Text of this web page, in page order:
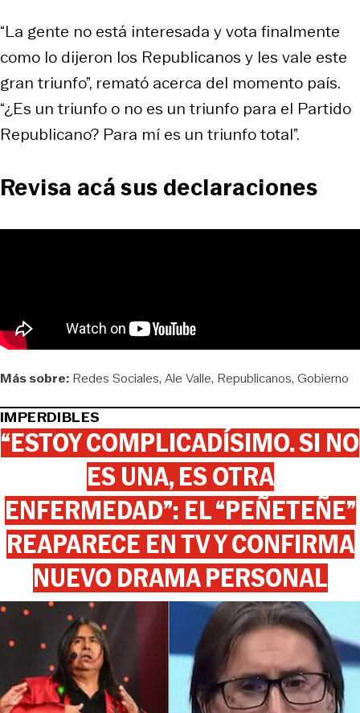
“La gente no está interesada y vota finalmente
como lo dijeron los Republicanos y les vale este
gran triunfo”, remató acerca del momento país.
“¿Es un triunfo o no es un triunfo para el Partido
Republicano? Para mí es un triunfo total”.
Revisa acá sus declaraciones
Más sobre: Redes Sociales Ale Valle Republicanos Gobierno
IMPERDIBLES
“ESTOY COMPLICADÍSIMO. SI NO
ES UNA, ES OTRA
ENFERMEDAD”: EL “PEÑETEÑE”
REAPARECE EN TV Y CONFIRMA
NUEVO DRAMA PERSONAL